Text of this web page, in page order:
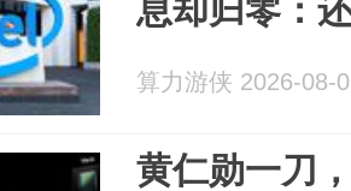
息却归零：
算力游侠 2026-08-
黄仁勋一刀